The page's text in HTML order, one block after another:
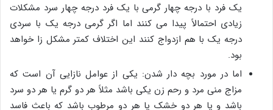
یک فرد با درجه چهار گرمی با یک فرد درجه چهار سرد مشکلات
زیادی احتمالاً پیدا می­ کنند اما اگر گرمی درجه یک با سردی
درجه یک با هم ازدواج کنند این اختلاف کمتر مشکل زا خواهد
بود.
اما در مورد بچه­ دار شدن: یکی از عوامل نازایی آن است که
مزاج منی مرد و رحم زن یکی باشد مثلاً هر دو گرم یا هر دو سرد
باشد و یا هر دو خشک یا هر دو مرطوب باشد که باعث فاسد